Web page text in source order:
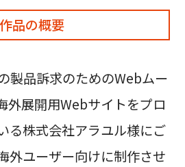
作品の概要
製品訴求のためのWebムー
外展開用Webサイトをプロ
る株式会社アラユル様にご
外ユーザー向けに制作させ